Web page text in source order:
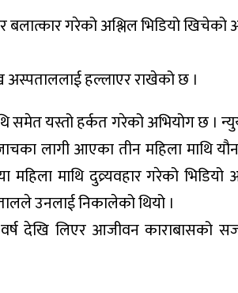
गरेको अश्लिल भिडियो खिचेको
अस्पताललाई हल्लाएर राखेको छ ।
समेत यस्तो हर्कत गरेको अभियोग छ ।
लागी आएका तीन महिला माथि
माथि दुव्र्यवहार गरेको भिडियो
उनलाई निकालेको थियो ।
देखि लिएर आजीवन काराबासको